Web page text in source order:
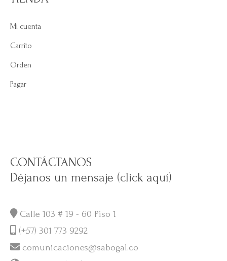
Mi cuenta
Carrito
Orden
Pagar
CONTÁCTANOS
Déjanos un mensaje (click aquí)
Calle 103 # 19 - 60 Piso 1
(+57) 301 773 9292
comunicaciones@sabogal.co